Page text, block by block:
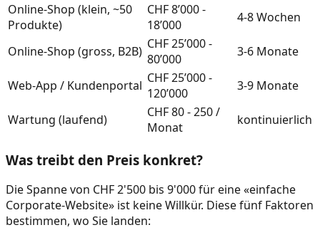
Online-Shop (klein, ~50
Produkte)
CHF 8’000 -
18’000
4-8 Wochen
Online-Shop (gross, B2B) CHF 25’000 -
80’000
3-6 Monate
Web-App / Kundenportal CHF 25’000 -
120’000
3-9 Monate
Wartung (laufend)
CHF 80 - 250 /
Monat
kontinuierlich
Was treibt den Preis konkret?
Die Spanne von CHF 2'500 bis 9'000 für eine «einfache
Corporate-Website» ist keine Willkür. Diese fünf Faktoren
bestimmen, wo Sie landen: